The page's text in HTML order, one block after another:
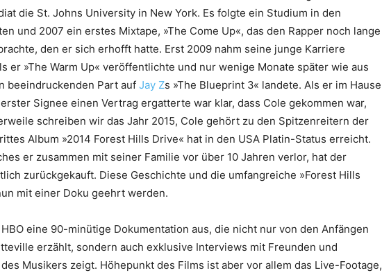
die St. Johns University in New York. Es folgte ein Studium in den
und 2007 ein erstes Mixtape, »The Come Up«, das den Rapper noch lange
den er sich erhofft hatte. Erst 2009 nahm seine junge Karriere
er »The Warm Up« veröffentlichte und nur wenige Monate später wie aus
beeindruckenden Part auf Jay Zs »The Blueprint 3« landete. Als er im Hause
Signee einen Vertrag ergatterte war klar, dass Cole gekommen war,
schreiben wir das Jahr 2015, Cole gehört zu den Spitzenreitern der
Album »2014 Forest Hills Drive« hat in den USA Platin-Status erreicht.
er zusammen mit seiner Familie vor über 10 Jahren verlor, hat der
zurückgekauft. Diese Geschichte und die umfangreiche »Forest Hills
mit einer Doku geehrt werden.
eine 90-minütige Dokumentation aus, die nicht nur von den Anfängen
erzählt, sondern auch exklusive Interviews mit Freunden und
Musikers zeigt. Höhepunkt des Films ist aber vor allem das Live-Footage,